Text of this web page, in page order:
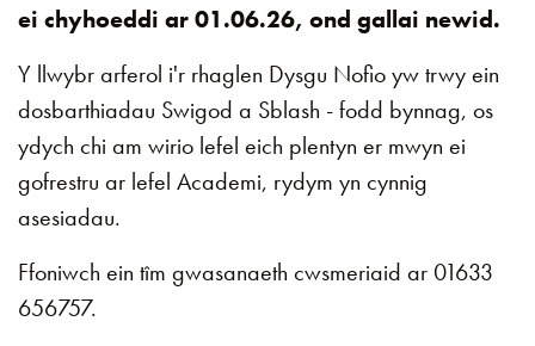
ei chyhoeddi ar 01.06.26, ond gallai newid.
Y llwybr arferol i'r rhaglen Dysgu Nofio yw trwy ein
dosbarthiadau Swigod a Sblash - fodd bynnag, os
ydych chi am wirio lefel eich plentyn er mwyn ei
gofrestru ar lefel Academi, rydym yn cynnig
asesiadau.
Ffoniwch ein tîm gwasanaeth cwsmeriaid ar 01633
656757.